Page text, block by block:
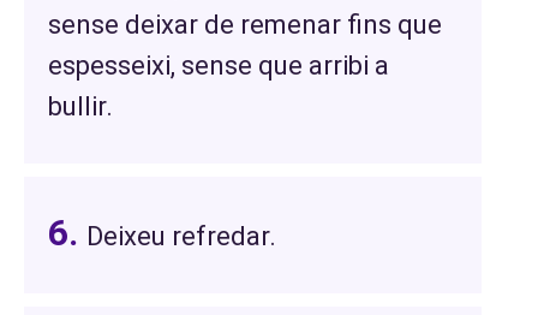
sense deixar de remenar fins que
espesseixi, sense que arribi a
bullir.
Deixeu refredar.